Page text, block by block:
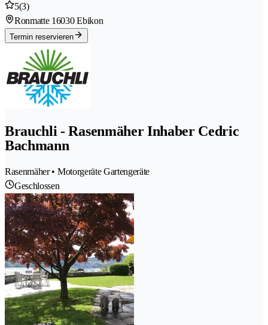
5(3)
Ronmatte 16030 Ebikon
Termin reservieren
Brauchli - Rasenmäher Inhaber Cedric
Bachmann
Rasenmäher • Motorgeräte Gartengeräte
Geschlossen